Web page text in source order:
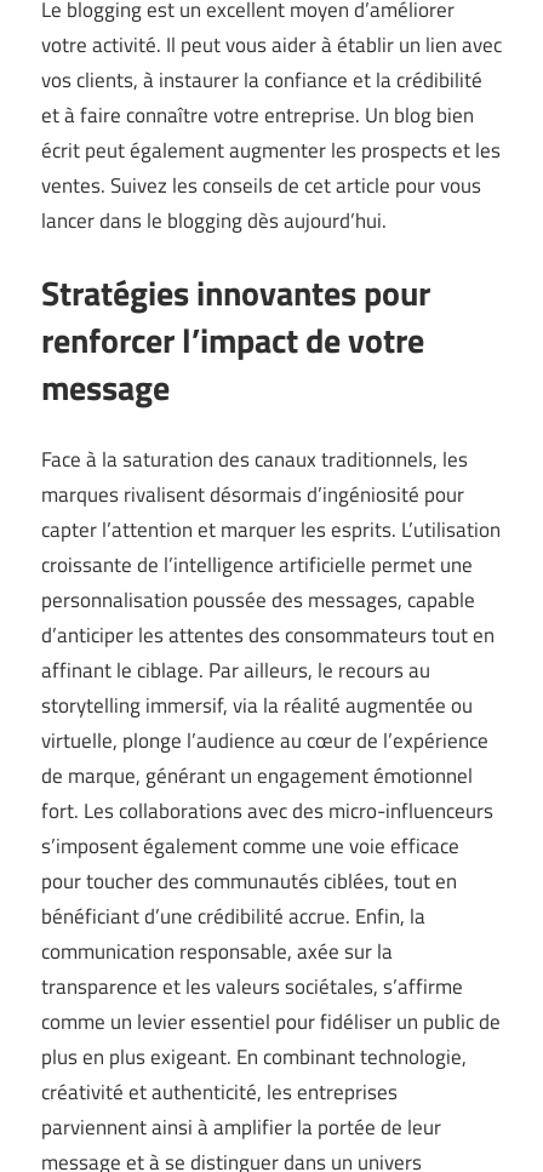
Le blogging est un excellent moyen d’améliorer
votre activité. Il peut vous aider à établir un lien avec
vos clients, à instaurer la confiance et la crédibilité
et à faire connaître votre entreprise. Un blog bien
écrit peut également augmenter les prospects et les
ventes. Suivez les conseils de cet article pour vous
lancer dans le blogging dès aujourd’hui.
Stratégies innovantes pour
renforcer l’impact de votre
message
Face à la saturation des canaux traditionnels, les
marques rivalisent désormais d’ingéniosité pour
capter l’attention et marquer les esprits. L’utilisation
croissante de l’intelligence artificielle permet une
personnalisation poussée des messages, capable
d’anticiper les attentes des consommateurs tout en
affinant le ciblage. Par ailleurs, le recours au
storytelling immersif, via la réalité augmentée ou
virtuelle, plonge l’audience au cœur de l’expérience
de marque, générant un engagement émotionnel
fort. Les collaborations avec des micro-influenceurs
s’imposent également comme une voie efficace
pour toucher des communautés ciblées, tout en
bénéficiant d’une crédibilité accrue. Enfin, la
communication responsable, axée sur la
transparence et les valeurs sociétales, s’affirme
comme un levier essentiel pour fidéliser un public de
plus en plus exigeant. En combinant technologie,
créativité et authenticité, les entreprises
parviennent ainsi à amplifier la portée de leur
message et à se distinguer dans un univers